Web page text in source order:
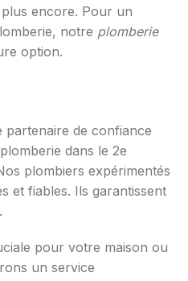
encore. Pour un
notre plomberie
option.
partenaire de confiance
dans le 2e
plombiers expérimentés
et fiables. Ils garantissent
pour votre maison ou
un service